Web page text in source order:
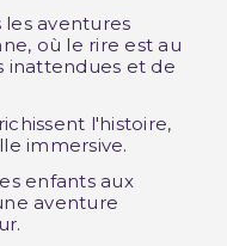
aventures
où le rire est au
inattendues et de
l'histoire,
immersive.
enfants aux
aventure